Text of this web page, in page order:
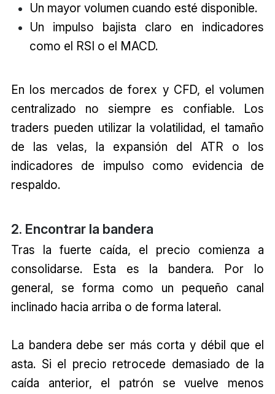
Un mayor volumen cuando esté disponible.
Un impulso bajista claro en indicadores
como el RSI o el MACD.
En los mercados de forex y CFD, el volumen
centralizado no siempre es confiable. Los
traders pueden utilizar la volatilidad, el tamaño
de las velas, la expansión del ATR o los
indicadores de impulso como evidencia de
respaldo.
2. Encontrar la bandera
Tras la fuerte caída, el precio comienza a
consolidarse. Esta es la bandera. Por lo
general, se forma como un pequeño canal
inclinado hacia arriba o de forma lateral.
La bandera debe ser más corta y débil que el
asta. Si el precio retrocede demasiado de la
caída anterior, el patrón se vuelve menos